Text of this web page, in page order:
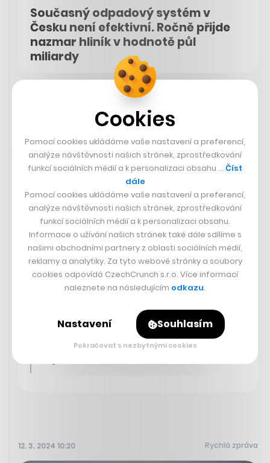
Současný odpadový systém v
Česku není efektivní. Ročně přijde
nazmar hliník v hodnotě půl
miliardy
SÁRA GOLDBERGEROVÁ
12. 3. 2024 11:35 Sdíleno přes aplikaci Twitter
Dnes slavíme v Česku významné výročí: před 25 lety
jsme učinili důležitý krok pro naši bezpečnost.
Česko před 25 lety vstoupilo do
NATO. Jak o tom tehdy informovaly
noviny? Tady jsou titulní strany
některých z nich.
pic.twitter.com/x2sHjyf6lu
— Newsroom ČT24
12. 3. 2024 10:20 Rychlá zpráva
Cookies
Pomocí cookies ukládáme vaše nastavení a preferencí,
analýze návštěvnosti našich stránek, zprostředkování
funkcí sociálních médií a k personalizaci obsahu … Číst
dále
Pomocí cookies ukládáme vaše nastavení a preferencí,
analýze návštěvnosti našich stránek, zprostředkování
funkcí sociálních médií a k personalizaci obsahu.
Informace o užívání našich stránek také dále sdílíme s
našimi obchodními partnery z oblasti sociálních médií,
reklamy a analytiky. Za tyto webové stránky a soubory
cookies odpovídá CzechCrunch s.r.o. Více informací
naleznete na následujícím odkazu.
Nastavení Souhlasím
Pokračovat s nezbytnými cookies